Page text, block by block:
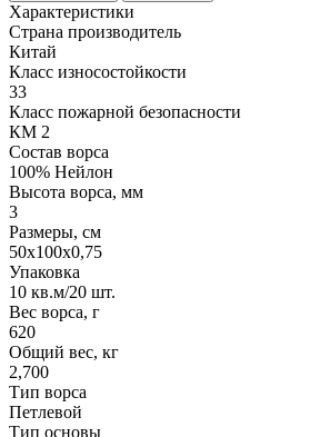
Характеристики
Страна производитель
Китай
Класс износостойкости
33
Класс пожарной безопасности
КМ 2
Состав ворса
100% Нейлон
Высота ворса, мм
3
Размеры, см
50х100x0,75
Упаковка
10 кв.м/20 шт.
Вес ворса, г
620
Общий вес, кг
2,700
Тип ворса
Петлевой
Тип основы